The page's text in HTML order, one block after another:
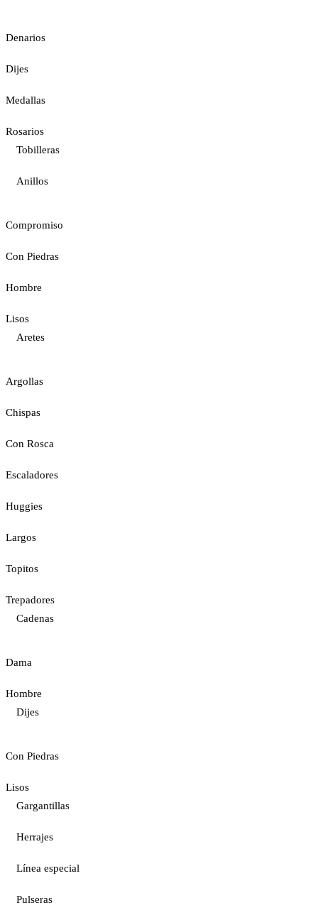
Denarios
Dijes
Medallas
Rosarios
Tobilleras
Anillos
Compromiso
Con Piedras
Hombre
Lisos
Aretes
Argollas
Chispas
Con Rosca
Escaladores
Huggies
Largos
Topitos
Trepadores
Cadenas
Dama
Hombre
Dijes
Con Piedras
Lisos
Gargantillas
Herrajes
Línea especial
Pulseras